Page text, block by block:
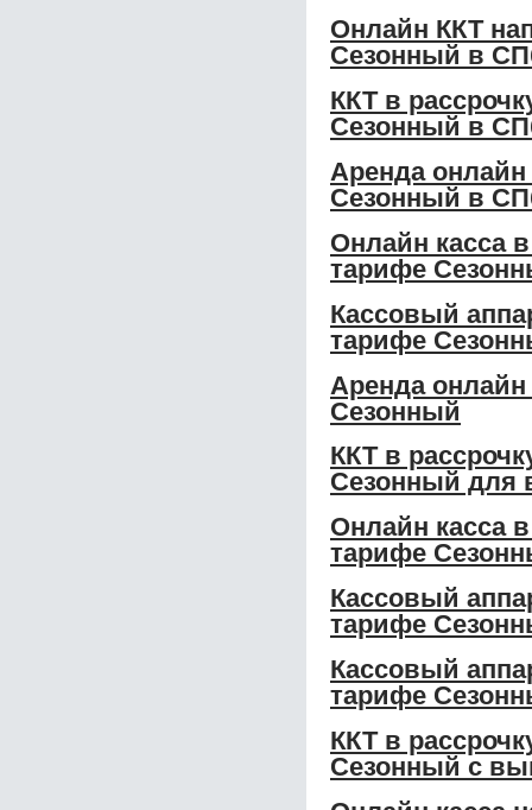
Онлайн ККТ
Сезонный в
ККТ в
Сезонный в
Аренда
Сезонный в
Онлайн касса
тарифе
Кассовый
тарифе
Аренда
Сезонный
ККТ в
Сезонный для
Онлайн касса
тарифе
Кассовый
тарифе
Кассовый
тарифе
ККТ в
Сезонный с